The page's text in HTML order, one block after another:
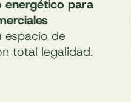
energético para
espacio de
total legalidad.